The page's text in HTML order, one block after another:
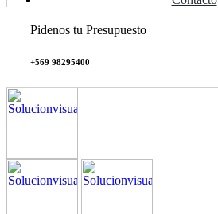
+569 98295400
Pidenos tu Presupuesto